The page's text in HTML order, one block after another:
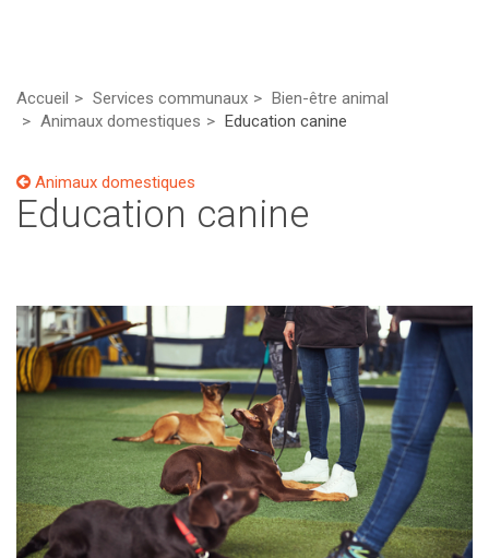
Accueil Services communaux
Bien-être animal
Animaux domestiques
Education canine
Animaux domestiques
Education canine